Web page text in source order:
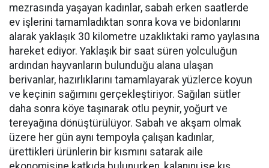
mezrasında yaşayan kadınlar, sabah erken saatlerde
ev işlerini tamamladıktan sonra kova ve bidonlarını
alarak yaklaşık 30 kilometre uzaklıktaki ramo yaylasına
hareket ediyor. Yaklaşık bir saat süren yolculuğun
ardından hayvanların bulunduğu alana ulaşan
berivanlar, hazırlıklarını tamamlayarak yüzlerce koyun
ve keçinin sağımını gerçekleştiriyor. Sağılan sütler
daha sonra köye taşınarak otlu peynir, yoğurt ve
tereyağına dönüştürülüyor. Sabah ve akşam olmak
üzere her gün aynı tempoyla çalışan kadınlar,
ürettikleri ürünlerin bir kısmını satarak aile